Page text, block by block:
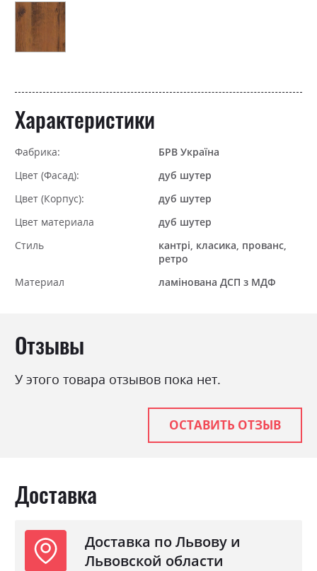
Характеристики
Фабрика:
БРВ Україна
Цвет (Фасад):
дуб шутер
Цвет (Корпус):
дуб шутер
Цвет материала
дуб шутер
Стиль
кантрі, класика, прованс,
ретро
Материал
ламінована ДСП з МДФ
Отзывы
У этого товара отзывов пока нет.
ОСТАВИТЬ ОТЗЫВ
Доставка
Доставка по Львову и
Львовской области